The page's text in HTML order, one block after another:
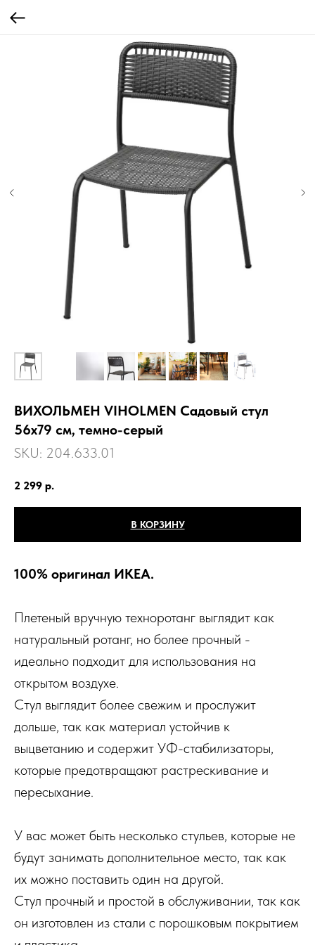
ВИХОЛЬМЕН VIHOLMEN Садовый стул
56х79 см, темно-серый
SKU: 204.633.01
2 299 р.
В КОРЗИНУ
100% оригинал ИКЕА.
Плетеный вручную техноротанг выглядит как
натуральный ротанг, но более прочный -
идеально подходит для использования на
открытом воздухе.
Стул выглядит более свежим и прослужит
дольше, так как материал устойчив к
выцветанию и содержит УФ-стабилизаторы,
которые предотвращают растрескивание и
пересыхание.
У вас может быть несколько стульев, которые не
будут занимать дополнительное место, так как
их можно поставить один на другой.
Стул прочный и простой в обслуживании, так как
он изготовлен из стали с порошковым покрытием